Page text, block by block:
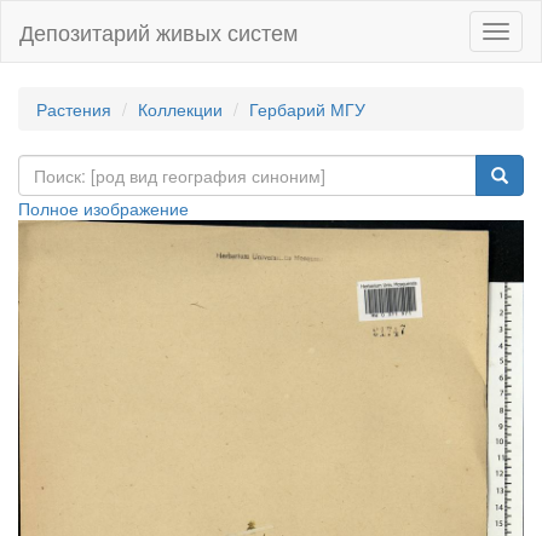
Депозитарий живых систем
Растения Коллекции Гербарий МГУ
Полное изображение